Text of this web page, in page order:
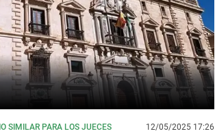
SIMILAR PARA LOS JUECES 12/05/2025 17:26